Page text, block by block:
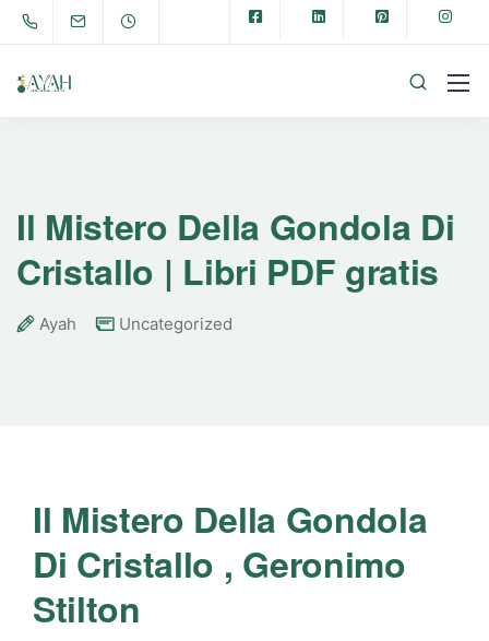
Il Mistero Della Gondola Di
Cristallo | Libri PDF gratis
Ayah Uncategorized
Il Mistero Della Gondola
Di Cristallo , Geronimo
Stilton